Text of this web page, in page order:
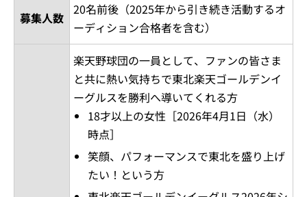
募集人数
20名前後（2025年から引き続き活動するオ
ーディション合格者を含む）
楽天野球団の一員として、ファンの皆さま
と共に熱い気持ちで東北楽天ゴールデンイ
ーグルスを勝利へ導いてくれる方
18才以上の女性［2026年4月1日（水）
時点］
笑顔、パフォーマンスで東北を盛り上げ
たい！という方